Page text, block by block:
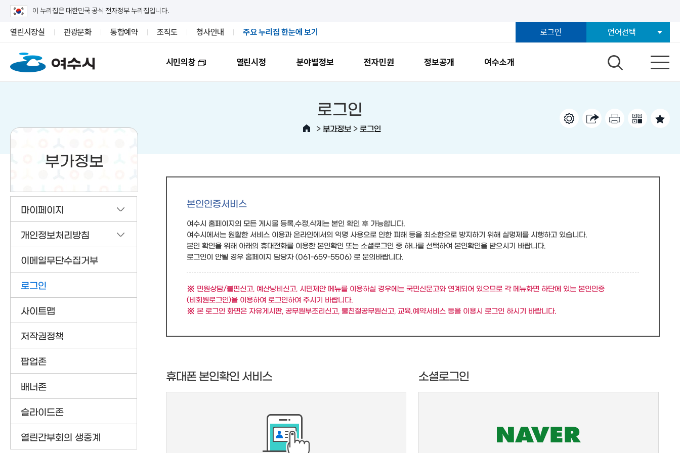
이 누리집은 대한민국 공식 전자정부 누리집입니다.
열린시장실 관광문화 통합예약 조직도 청사안내 주요 누리집 한눈에 보기 로그인 언어선택
시민의창 열린시정 분야별정보 전자민원 정보공개 여수소개
부가정보
마이페이지
개인정보처리방침
이메일무단수집거부
로그인
사이트맵
저작권정책
팝업존
배너존
슬라이드존
열린간부회의 생중계
로그인
> 부가정보 > 로그인
본인인증서비스
여수시 홈페이지의 모든 게시물 등록,수정,삭제는 본인 확인 후 가능합니다.
여수시에서는 원활한 서비스 이용과 온라인에서의 익명 사용으로 인한 피해 등을 최소한으로 방지하기 위해 실명제를 시행하고 있습니다.
본인 확인을 위해 아래의 휴대전화를 이용한 본인확인 또는 소셜로그인 중 하나를 선택하여 본인확인을 받으시기 바랍니다.
로그인이 안될 경우 홈페이지 담당자 (061-659-5506) 로 문의바랍니다.
민원상담/불편신고, 예산낭비신고, 시민제안 메뉴를 이용하실 경우에는 국민신문고와 연계되어 있으므로 각 메뉴화면 하단에 있는 본인인증
(비회원로그인)을 이용하여 로그인하여 주시기 바랍니다.
본 로그인 화면은 자유게시판, 공무원부조리신고, 불친절공무원신고, 교육.예약서비스 등을 이용시 로그인 하시기 바랍니다.
휴대폰 본인확인 서비스 소셜로그인